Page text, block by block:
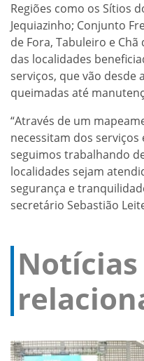
Regiões como os Sítios
Jequiazinho; Conjunto
de Fora, Tabuleiro e
das localidades
serviços, que vão desde
queimadas até
“Através de um
necessitam dos
seguimos trabalhando
localidades sejam
segurança e
secretário Sebastião
Notícias